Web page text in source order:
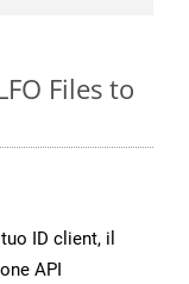
Files to
ID client, il
API